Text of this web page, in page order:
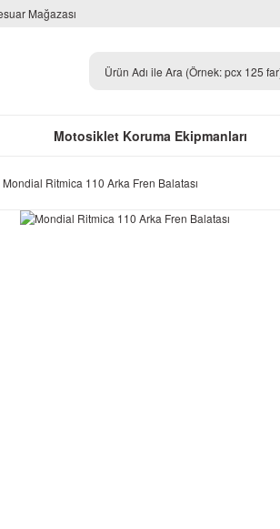
Mağazası
Motosiklet Koruma Ekipmanları
Mondial Ritmica 110 Arka Fren Balatası